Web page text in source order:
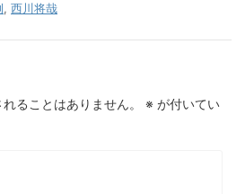
, 西川将哉
ることはありません。 ※ が付いてい